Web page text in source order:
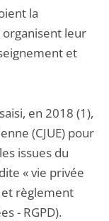
la
organisent leur
et
en 2018 (1),
(CJUE) pour
issues du
« vie privée
règlement
- RGPD).